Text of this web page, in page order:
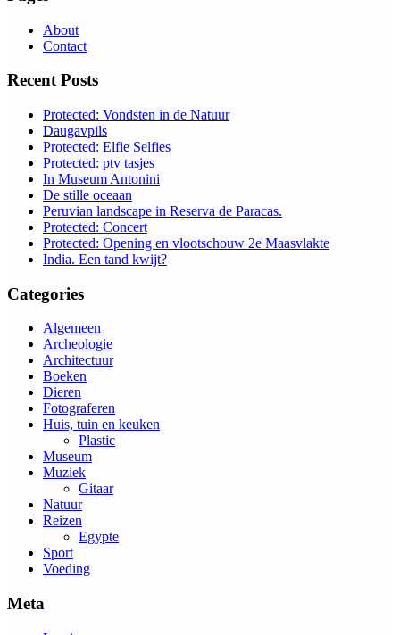
About
Contact
Recent Posts
Protected: Vondsten in de Natuur
Daugavpils
Protected: Elfie Selfies
Protected: ptv tasjes
In Museum Antonini
De stille oceaan
Peruvian landscape in Reserva de Paracas.
Protected: Concert
Protected: Opening en vlootschouw 2e Maasvlakte
India. Een tand kwijt?
Categories
Algemeen
Archeologie
Architectuur
Boeken
Dieren
Fotograferen
Huis, tuin en keuken
Plastic
Museum
Muziek
Gitaar
Natuur
Reizen
Egypte
Sport
Voeding
Meta